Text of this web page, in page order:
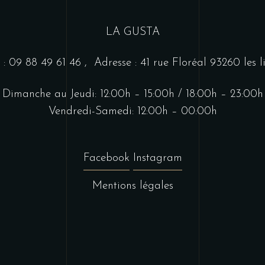
LA GUSTA
: 09 88 49 61 46 , Adresse : 41 rue Floréal 93260 les
Dimanche au Jeudi: 12:00h – 15:00h / 18:00h – 23:00h
Vendredi-Samedi: 12:00h – 00:00h
Facebook Instagram
Mentions légales